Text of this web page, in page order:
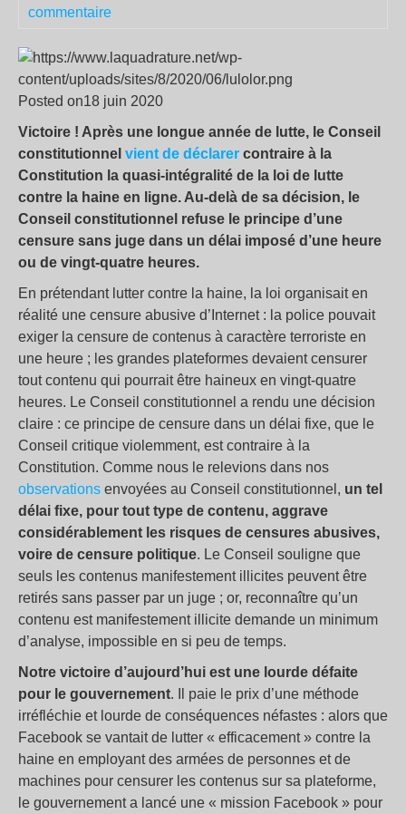
commentaire
Posted on18 juin 2020
Victoire ! Après une longue année de lutte, le Conseil
constitutionnel vient de déclarer contraire à la
Constitution la quasi-intégralité de la loi de lutte
contre la haine en ligne. Au-delà de sa décision, le
Conseil constitutionnel refuse le principe d’une
censure sans juge dans un délai imposé d’une heure
ou de vingt-quatre heures.
En prétendant lutter contre la haine, la loi organisait en
réalité une censure abusive d’Internet : la police pouvait
exiger la censure de contenus à caractère terroriste en
une heure ; les grandes plateformes devaient censurer
tout contenu qui pourrait être haineux en vingt-quatre
heures. Le Conseil constitutionnel a rendu une décision
claire : ce principe de censure dans un délai fixe, que le
Conseil critique violemment, est contraire à la
Constitution. Comme nous le relevions dans nos
observations envoyées au Conseil constitutionnel, un tel
délai fixe, pour tout type de contenu, aggrave
considérablement les risques de censures abusives,
voire de censure politique. Le Conseil souligne que
seuls les contenus manifestement illicites peuvent être
retirés sans passer par un juge ; or, reconnaître qu’un
contenu est manifestement illicite demande un minimum
d’analyse, impossible en si peu de temps.
Notre victoire d’aujourd’hui est une lourde défaite
pour le gouvernement. Il paie le prix d’une méthode
irréfléchie et lourde de conséquences néfastes : alors que
Facebook se vantait de lutter « efficacement » contre la
haine en employant des armées de personnes et de
machines pour censurer les contenus sur sa plateforme,
le gouvernement a lancé une « mission Facebook » pour